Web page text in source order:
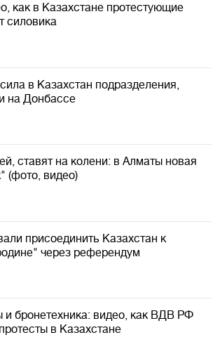
как в Казахстане протестующие
силовика
в Казахстан подразделения,
на Донбассе
ставят на колени: в Алматы новая
(фото, видео)
присоединить Казахстан к
через референдум
и бронетехника: видео, как ВДВ РФ
в Казахстане